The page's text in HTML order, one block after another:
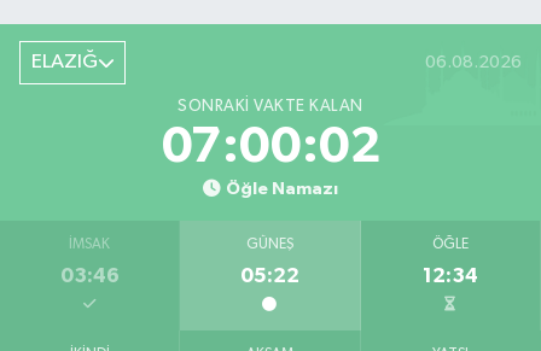
ELAZIĞ 06.08.2026
SONRAKI VAKTE KALAN
07:00:01
Öğle Namazı
İMSAK
03:46
GÜNEŞ
05:22
ÖĞLE
12:34